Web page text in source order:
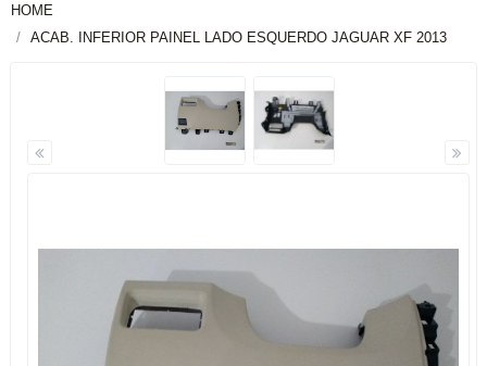
HOME
ACAB. INFERIOR PAINEL LADO ESQUERDO JAGUAR XF 2013